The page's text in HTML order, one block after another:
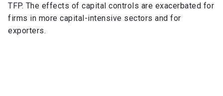
TFP. The effects of capital controls are exacerbated for
firms in more capital-intensive sectors and for
exporters.